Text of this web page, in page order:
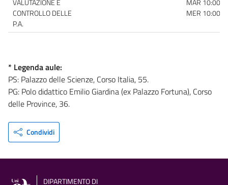
VALUTAZIONE E
CONTROLLO DELLE
P.A.
MAR 10:00-
MER 10:00-
* Legenda aule:
PS: Palazzo delle Scienze, Corso Italia, 55.
PG: Polo didattico Emilio Giardina (ex Palazzo Fortuna), Corso
delle Province, 36.
Condividi
DIPARTIMENTO DI